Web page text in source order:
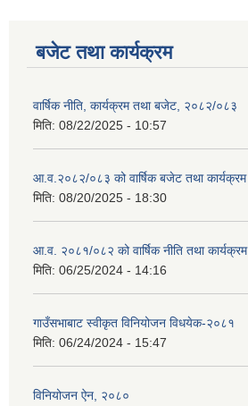
बजेट तथा कार्यक्रम
वार्षिक नीति, कार्यक्रम तथा बजेट, २०८२/०८३
मिति: 08/22/2025 - 10:57
आ.व.२०८२/०८३ को वार्षिक बजेट तथा कार्यक्रम
मिति: 08/20/2025 - 18:30
आ.व. २०८१/०८२ को वार्षिक नीति तथा कार्यक्रम
मिति: 06/25/2024 - 14:16
गाउँसभाबाट स्वीकृत विनियोजन विधयेक-२०८१
मिति: 06/24/2024 - 15:47
विनियोजन ऐन, २०८०